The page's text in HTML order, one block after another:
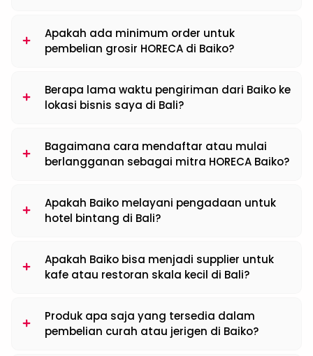
Apakah ada minimum order untuk
pembelian grosir HORECA di Baiko?
Berapa lama waktu pengiriman dari Baiko ke
lokasi bisnis saya di Bali?
Bagaimana cara mendaftar atau mulai
berlangganan sebagai mitra HORECA Baiko?
Apakah Baiko melayani pengadaan untuk
hotel bintang di Bali?
Apakah Baiko bisa menjadi supplier untuk
kafe atau restoran skala kecil di Bali?
Produk apa saja yang tersedia dalam
pembelian curah atau jerigen di Baiko?